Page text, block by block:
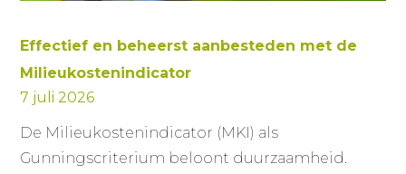
Effectief en beheerst aanbesteden met de
Milieukostenindicator
7 juli 2026
De Milieukostenindicator (MKI) als
Gunningscriterium beloont duurzaamheid.